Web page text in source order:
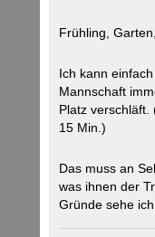
Frühling,
Ich kann
Mannschaft
Platz verschläft.
15 Min.)
Das muss an
was ihnen der
Gründe sehe